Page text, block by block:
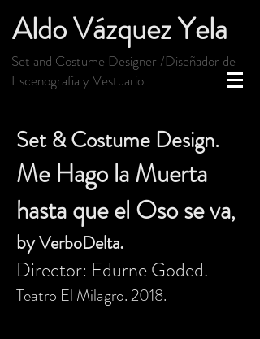
Aldo Vázquez Yela
Set and Costume Designer /Diseñador de
Escenografía y Vestuario
Set & Costume Design.
Me Hago la Muerta
hasta que el Oso se va,
byVerboDelta.
Director: Edurne Goded.
Teatro El Milagro. 2018.